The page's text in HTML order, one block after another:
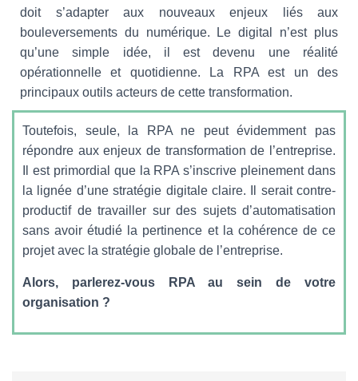
doit s’adapter aux nouveaux enjeux liés aux
bouleversements du numérique. Le digital n’est plus
qu’une simple idée, il est devenu une réalité
opérationnelle et quotidienne. La RPA est un des
principaux outils acteurs de cette transformation.
Toutefois, seule, la RPA ne peut évidemment pas
répondre aux enjeux de transformation de l’entreprise.
Il est primordial que la RPA s’inscrive pleinement dans
la lignée d’une stratégie digitale claire. Il serait contre-
productif de travailler sur des sujets d’automatisation
sans avoir étudié la pertinence et la cohérence de ce
projet avec la stratégie globale de l’entreprise.
Alors, parlerez-vous RPA au sein de votre
organisation ?